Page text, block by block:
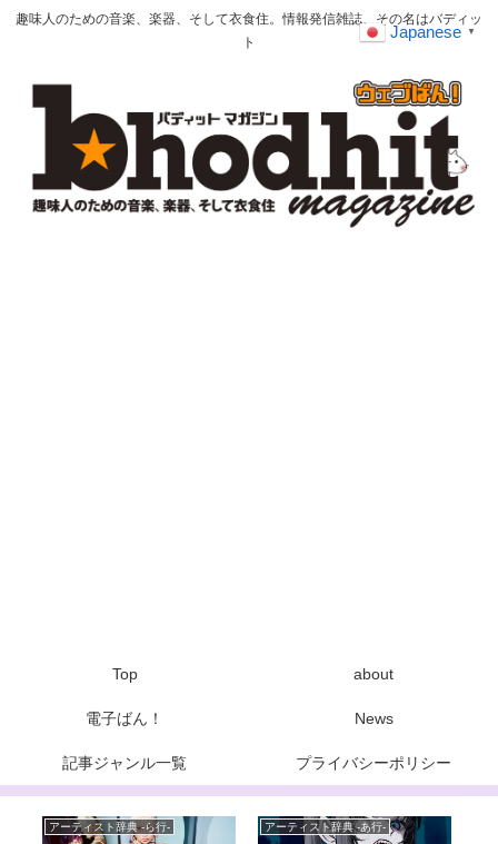
趣味人のための音楽、楽器、そして衣食住。情報発信雑誌、その名はバディッ
ト
Top about
電子ばん！ News
記事ジャンル一覧 プライバシーポリシー
アーティスト辞典 -ら行- アーティスト辞典 -あ行-
Japanese ▼